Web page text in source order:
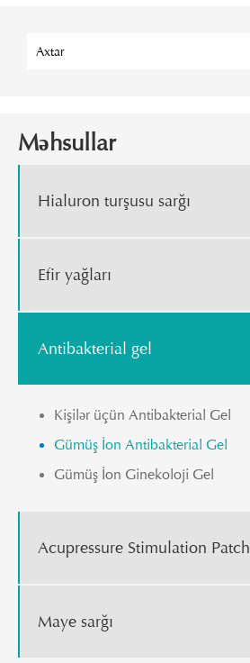
Məhsullar
Hialuron turşusu sarğı
Efir yağları
Antibakterial gel
Kişilər üçün Antibakterial Gel
Gümüş İon Antibakterial Gel
Gümüş İon Ginekoloji Gel
Acupressure Stimulation Patch
Maye sarğı